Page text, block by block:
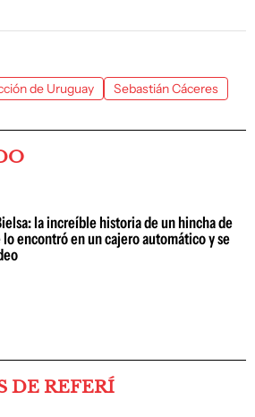
de Uruguay Sebastián Cáceres
la increíble historia de un hincha de
lo encontró en un cajero automático y se
DE REFERÍ